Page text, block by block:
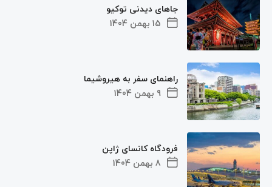
15 بهمن 1404
جاهای دیدنی توکیو
9 بهمن 1404
راهنمای سفر به هیروشیما
8 بهمن 1404
فرودگاه کانسای ژاپن